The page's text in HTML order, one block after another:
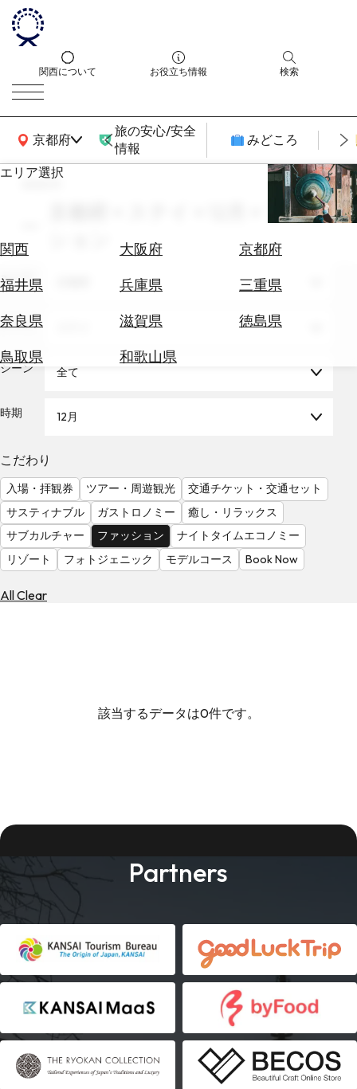
関西について お役立ち情報 検索
京都府
関西広域MAP
旅の安心/安全
情報
みどころ
エリア選択
関西 大阪府
京都府
福井県
兵庫県
三重県
奈良県
滋賀県
徳島県
鳥取県
和歌山県
エ
券
テ
を
る
気
を
見
る
search
京都府 × ステイ × 12月 × ファッ
エリア
テーマ
シーン 全て
時期 12月
こだわり
入場・拝観券 ツアー・周遊観光
交通チケット・交通セット
サスティナブル
ガストロノミー
癒し・リラックス
サブカルチャー
ファッション
ナイトタイムエコノミー
リゾート
フォトジェニック モデルコース Book Now
All Clear
該当するデータは0件です。
Partners